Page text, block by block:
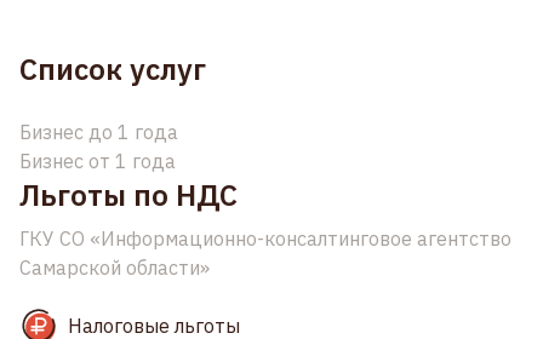
Список услуг
Бизнес до 1 года
Бизнес от 1 года
Льготы по НДС
ГКУ СО «Информационно-консалтинговое агентство
Самарской области»
Налоговые льготы